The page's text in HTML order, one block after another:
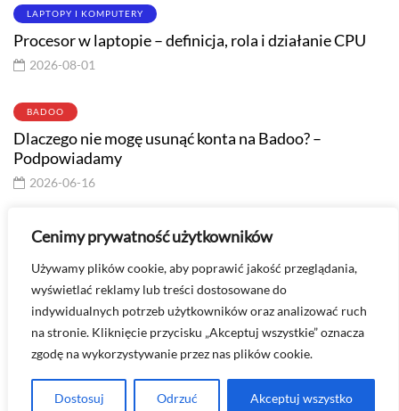
Cenimy prywatność użytkowników
Używamy plików cookie, aby poprawić jakość przeglądania,
wyświetlać reklamy lub treści dostosowane do
indywidualnych potrzeb użytkowników oraz analizować ruch
na stronie. Kliknięcie przycisku „Akceptuj wszystkie” oznacza
zgodę na wykorzystywanie przez nas plików cookie.
Dostosuj Odrzuć Akceptuj wszystko
LAPTOPY I KOMPUTERY
Procesor w laptopie – definicja, rola i działanie CPU
2026-08-01
BADOO
Dlaczego nie mogę usunąć konta na Badoo? –
Podpowiadamy
2026-06-16
PORADY
poradnik
2026-07-02
Masz pytanie? Skontaktuj się ze mną -
kontakt@technologiawspodnicy.pl